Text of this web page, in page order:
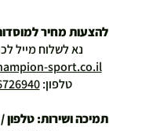
להצעות מחיר
נא לשלוח מייל
sport.co.il
טלפון:
תמיכה ושירות: טלפון